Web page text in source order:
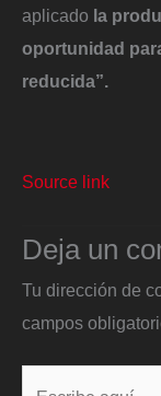
aplicado la
oportunidad
reducida”.
Source link
Deja un
Tu dirección de
campos